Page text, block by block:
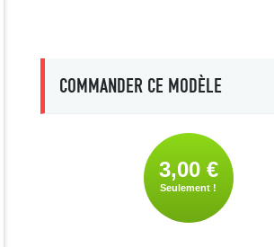
COMMANDER CE MODÈLE
3,00 €
Seulement !